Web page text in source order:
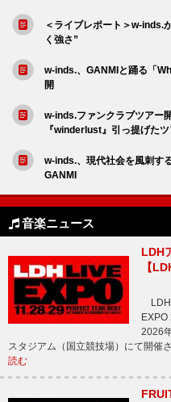
＜ライブレポート＞w-inds.
く強さ”
w-inds.、GANMIと踊る「
開
w-inds.ファンクラブツアー
『winderlust』引っ提げた
w-inds.、現代社会を風刺す
GANMI
音楽ニュース
LDH
【
LDH
EXPO
2026
スタジアム（国立競技場）にて開
読む